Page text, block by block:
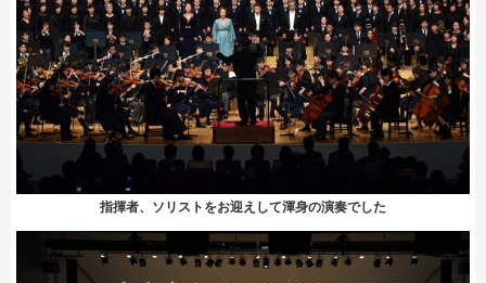
指揮者、ソリストをお迎えして渾身の演奏でした